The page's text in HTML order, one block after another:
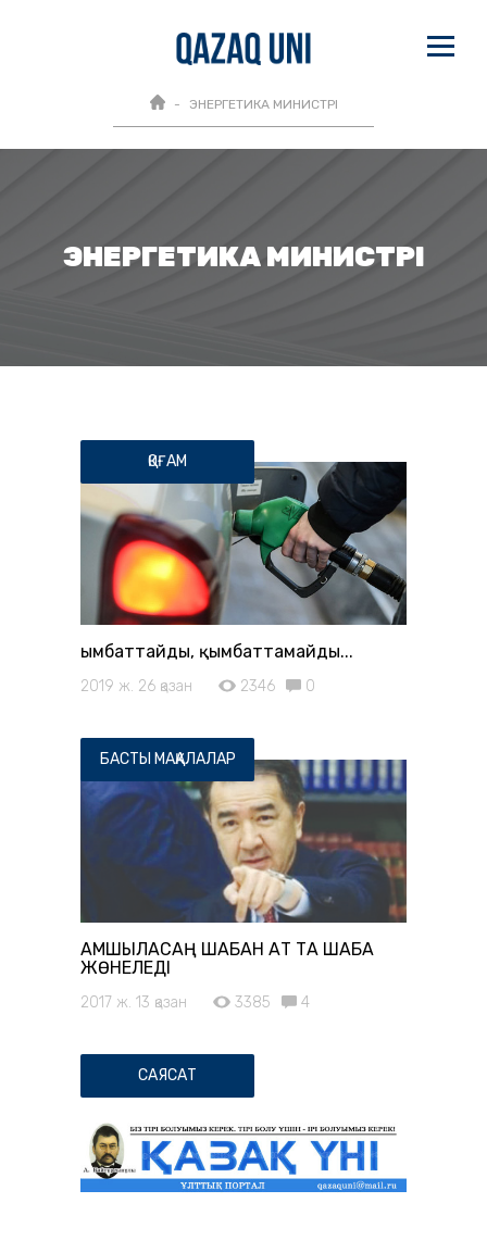
ЭНЕРГЕТИКА МИНИСТРІ
ЭНЕРГЕТИКА МИНИСТРІ
ҚОҒАМ
Қымбаттайды, қымбаттамайды...
2019 ж. 26 қазан 2346 0
БАСТЫ МАҚАЛАЛАР
ҚАМШЫЛАСАҢ ШАБАН АТ ТА ШАБА
ЖӨНЕЛЕДІ
2017 ж. 13 қазан 3385 4
САЯСАТ